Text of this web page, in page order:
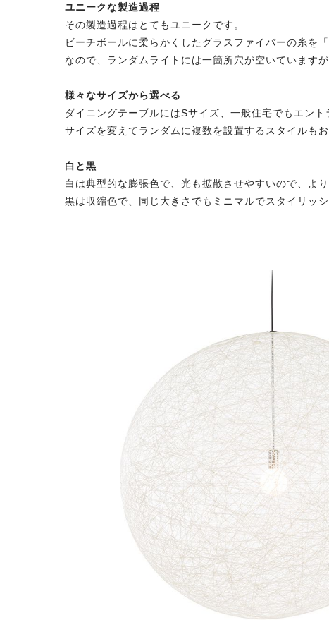
ユニークな製造過程
その製造過程はとてもユニークです。
ビーチボールに柔らかくしたグラスファイバーの糸を
なので、ランダムライトには一箇所穴が空いています
様々なサイズから選べる
ダイニングテーブルにはSサイズ、一般住宅でもエン
サイズを変えてランダムに複数を設置するスタイルもお
白と黒
白は典型的な膨張色で、光も拡散させやすいので、よ
黒は収縮色で、同じ大きさでもミニマルでスタイリッシ